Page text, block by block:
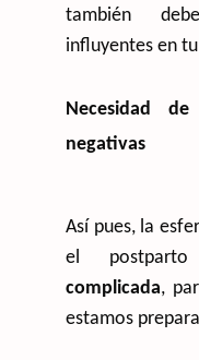
también
influyentes en
Necesidad
negativas
Así pues, la
el
complicada,
estamos